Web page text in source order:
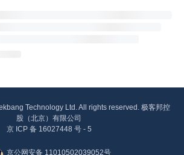
Technology Ltd. All rights reserved. 极客邦控
股（北京）有限公司
京 ICP 备 16027448 号 - 5
京公网安备 11010502039052号